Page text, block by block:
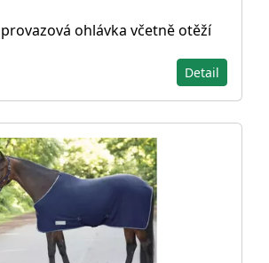
provazová ohlávka včetně otěží
Detail